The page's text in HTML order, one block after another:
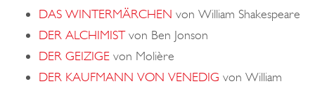
DAS WINTERMÄRCHEN von William Shakespeare
DER ALCHIMISTvon Ben Jonson
DER GEIZIGE von Molière
DER KAUFMANN VON VENEDIG von William